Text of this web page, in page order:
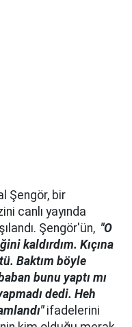
Şengör, bir
canlı yayında
Şengör'ün, "O
kaldırdım. Kıçına
Baktım böyle
bunu yaptı mı
dedi. Heh
ifadelerini